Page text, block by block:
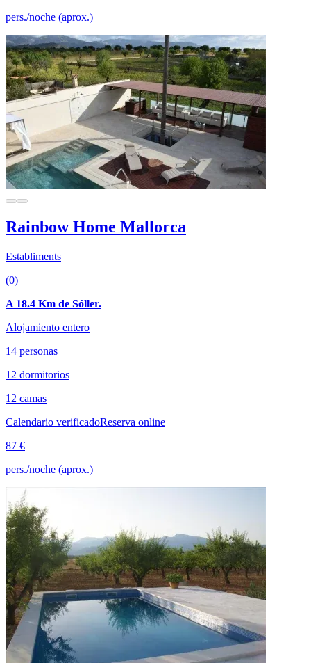
pers./noche (aprox.)
Rainbow Home Mallorca
Establiments
(0)
A 18.4 Km de Sóller.
Alojamiento entero
14 personas
12 dormitorios
12 camas
Calendario verificadoReserva online
87 €
pers./noche (aprox.)